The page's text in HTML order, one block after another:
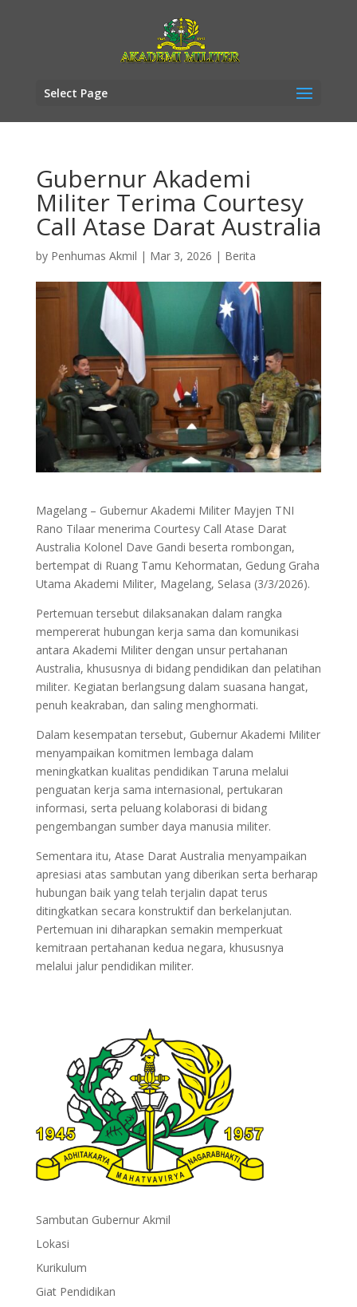
Select Page
Gubernur Akademi
Militer Terima Courtesy
Call Atase Darat Australia
by Penhumas Akmil | Mar 3, 2026 | Berita
Magelang – Gubernur Akademi Militer Mayjen TNI
Rano Tilaar menerima Courtesy Call Atase Darat
Australia Kolonel Dave Gandi beserta rombongan,
bertempat di Ruang Tamu Kehormatan, Gedung Graha
Utama Akademi Militer, Magelang, Selasa (3/3/2026).
Pertemuan tersebut dilaksanakan dalam rangka
mempererat hubungan kerja sama dan komunikasi
antara Akademi Militer dengan unsur pertahanan
Australia, khususnya di bidang pendidikan dan pelatihan
militer. Kegiatan berlangsung dalam suasana hangat,
penuh keakraban, dan saling menghormati.
Dalam kesempatan tersebut, Gubernur Akademi Militer
menyampaikan komitmen lembaga dalam
meningkatkan kualitas pendidikan Taruna melalui
penguatan kerja sama internasional, pertukaran
informasi, serta peluang kolaborasi di bidang
pengembangan sumber daya manusia militer.
Sementara itu, Atase Darat Australia menyampaikan
apresiasi atas sambutan yang diberikan serta berharap
hubungan baik yang telah terjalin dapat terus
ditingkatkan secara konstruktif dan berkelanjutan.
Pertemuan ini diharapkan semakin memperkuat
kemitraan pertahanan kedua negara, khususnya
melalui jalur pendidikan militer.
Sambutan Gubernur Akmil
Lokasi
Kurikulum
Giat Pendidikan